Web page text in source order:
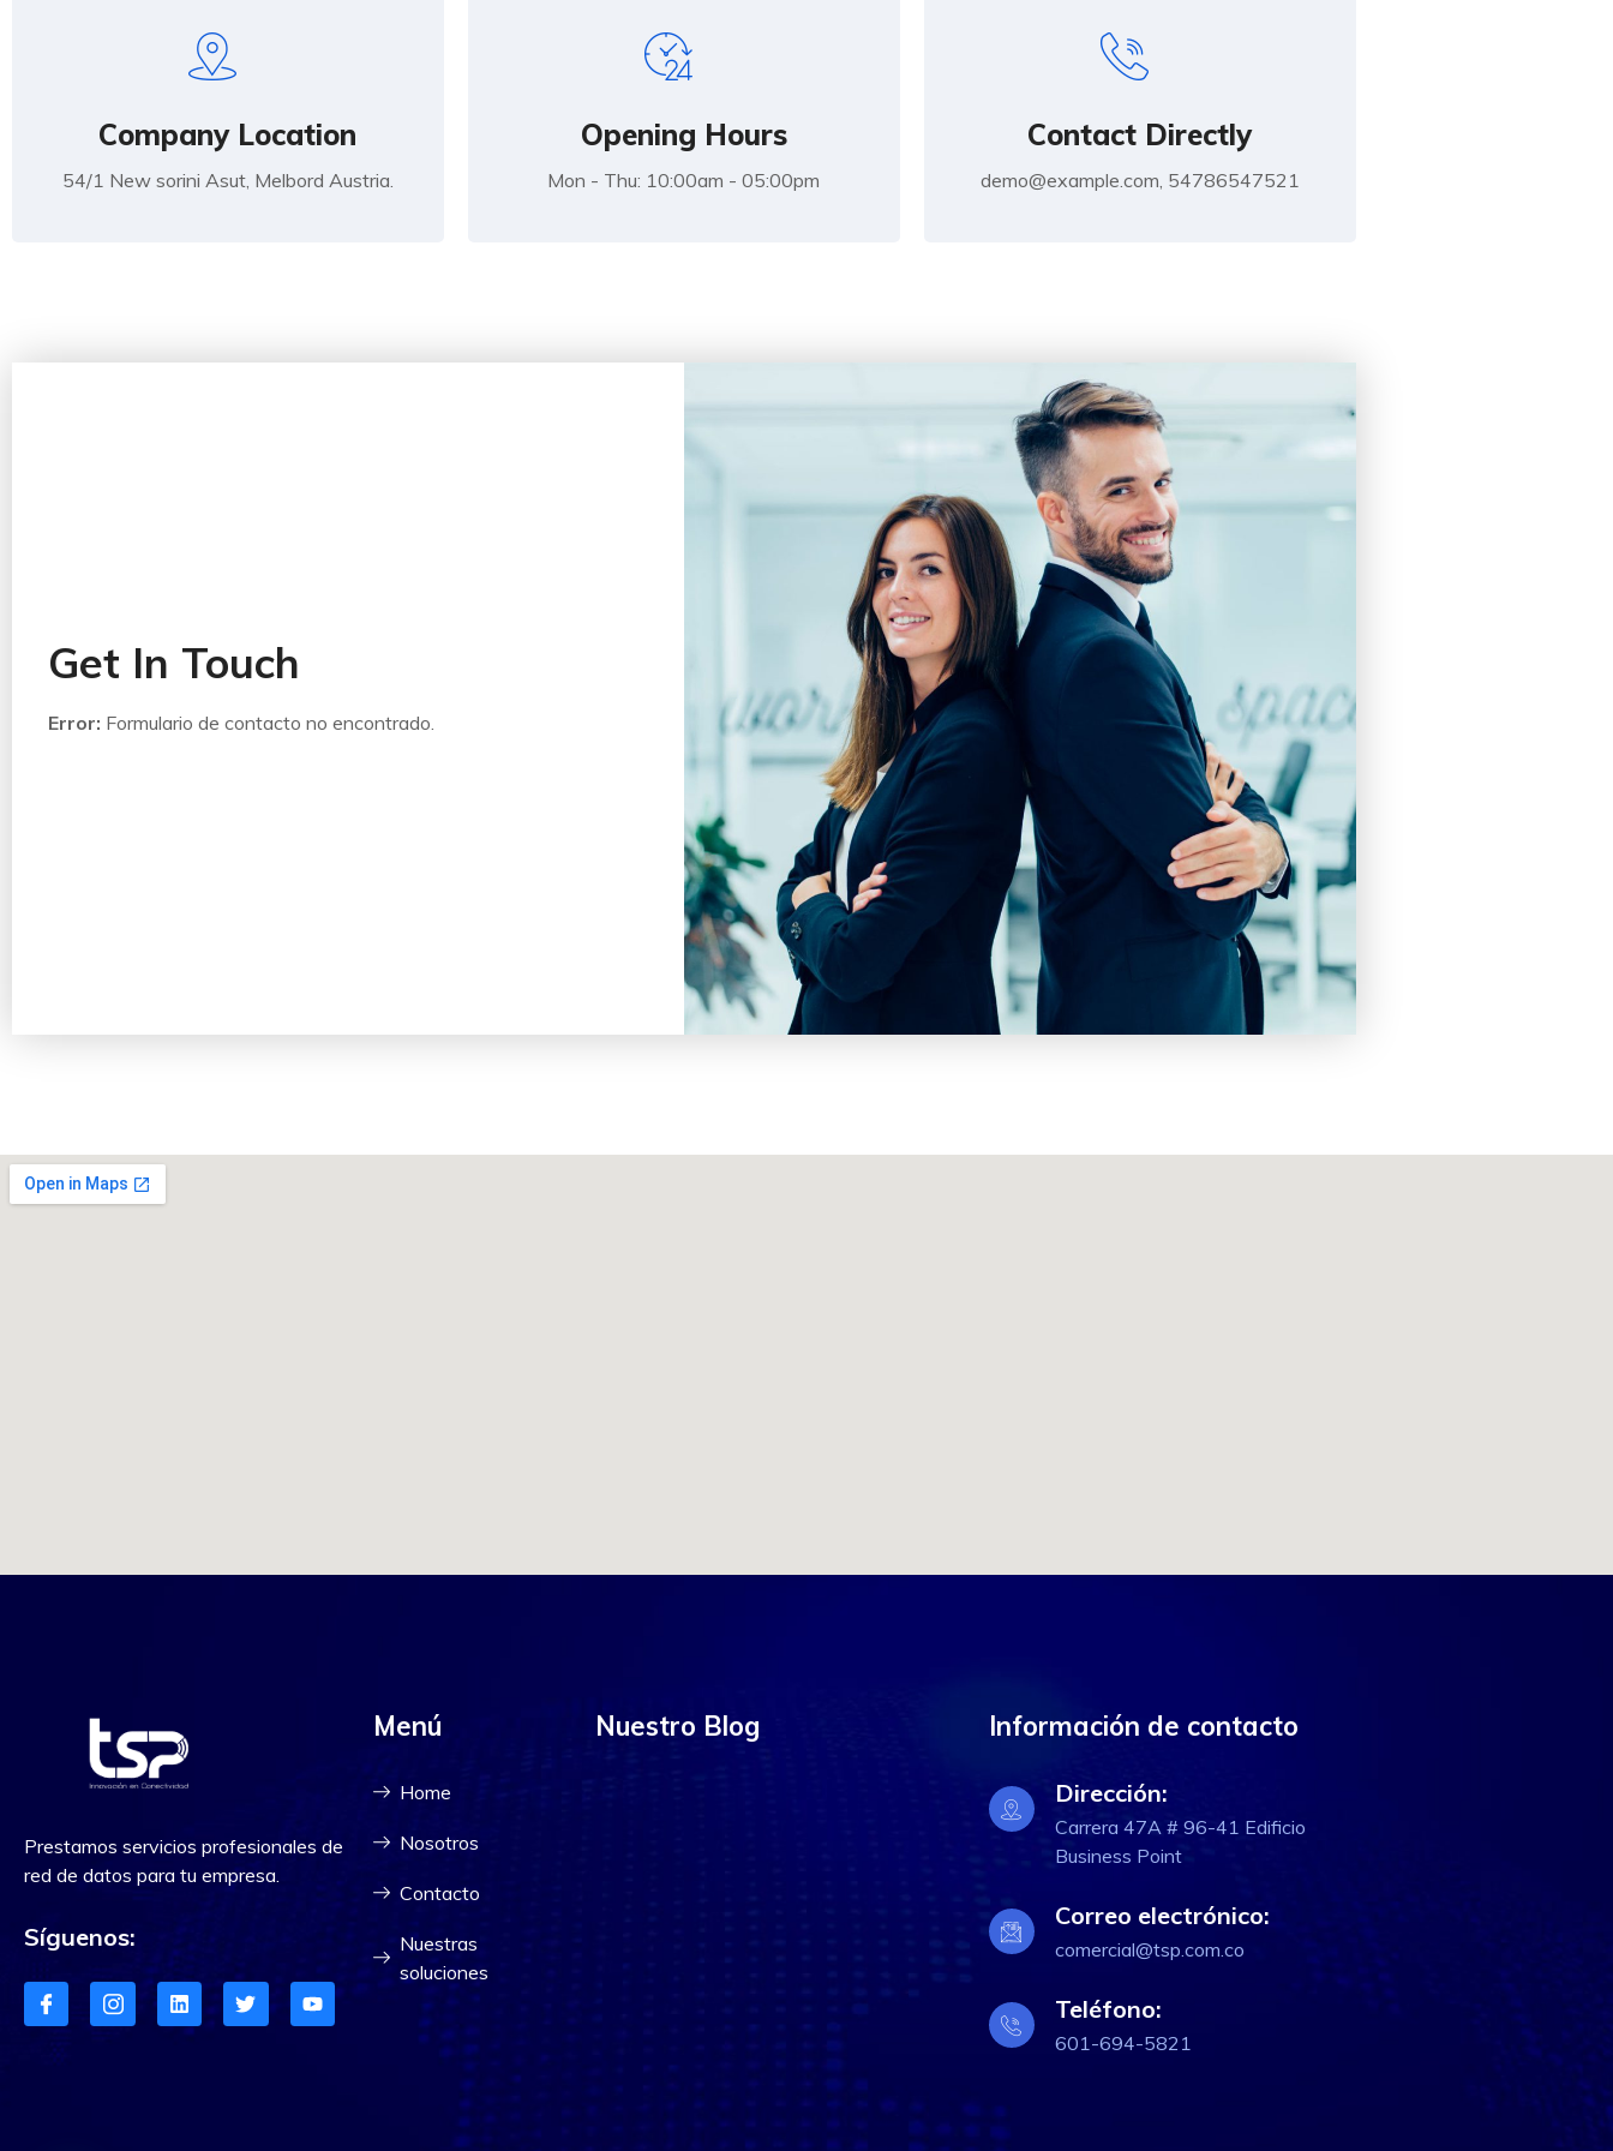
Company Location
54/1 New sorini Asut, Melbord Austria.
Opening Hours
Mon - Thu: 10:00am - 05:00pm
Contact Directly
demo@example.com, 54786547521
Get In Touch
Error: Formulario de contacto no encontrado.
Prestamos servicios profesionales de
red de datos para tu empresa.
Síguenos:
Menú
Home
Nosotros
Contacto
Nuestras
soluciones
Nuestro Blog Información de contacto
Dirección:
Carrera 47A # 96-41 Edificio
Business Point
Correo electrónico:
comercial@tsp.com.co
Teléfono:
601-694-5821